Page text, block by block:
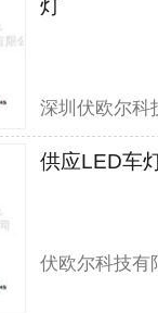
灯
供应LED车
伏欧尔科技有